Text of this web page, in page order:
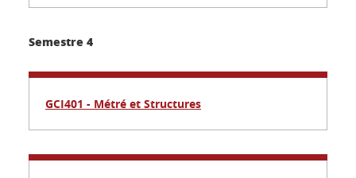
Semestre 4
GCI401 - Métré et Structures